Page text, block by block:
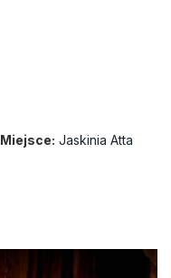
Miejsce: Jaskinia Atta